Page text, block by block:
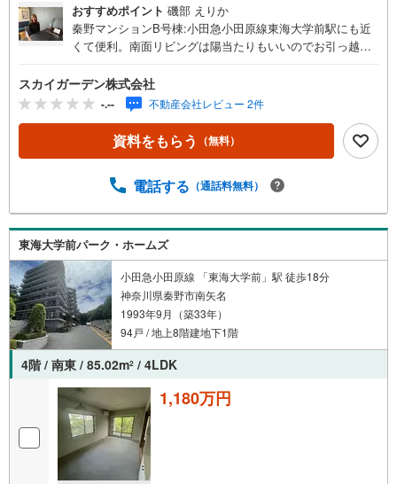
おすすめポイント 磯部 えりか
秦野マンションB号棟:小田急小田原線東海大学前駅にも近
くて便利。南面リビングは陽当たりもいいのでお引っ越し
活を送りませんか。64.97以上ある広いお部屋ですので、ぜ
ひご検討ください。2ヶ所にクロゼットを設けており、収納
力も自慢のポイントです。物件選びでは、部屋の向きも見
ておきましょう。こちら南東向きです。浴室乾燥機付きの
物件なので、雨の日で濡れた上着や傘もすぐに乾燥できま
スカイガーデン株式会社
-.-- 不動産会社レビュー 2件
資料をもらう （無料）
電話する （通話料無料）
東海大学前パーク・ホームズ
小田急小田原線 「東海大学前」駅 徒歩18分
神奈川県秦野市南矢名
1993年9月（築33年）
94戸 / 地上8階建地下1階
4階 / 南東 / 85.02m2 / 4LDK
1,180万円